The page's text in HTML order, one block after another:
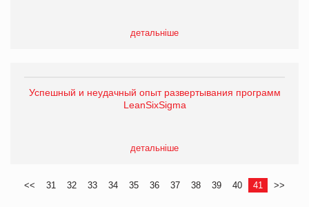
детальніше
Успешный и неудачный опыт развертывания программ
LeanSixSigma
детальніше
<< 31 32 33 34 35 36 37 38 39 40 41 >>